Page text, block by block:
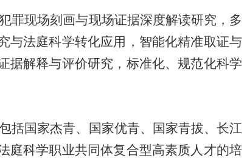
罪现场刻画与现场证据深度解读研究，多
与法庭科学转化应用，智能化精准取证与
据解释与评价研究，标准化、规范化科学
括国家杰青、国家优青、国家青拔、长江
庭科学职业共同体复合型高素质人才的培